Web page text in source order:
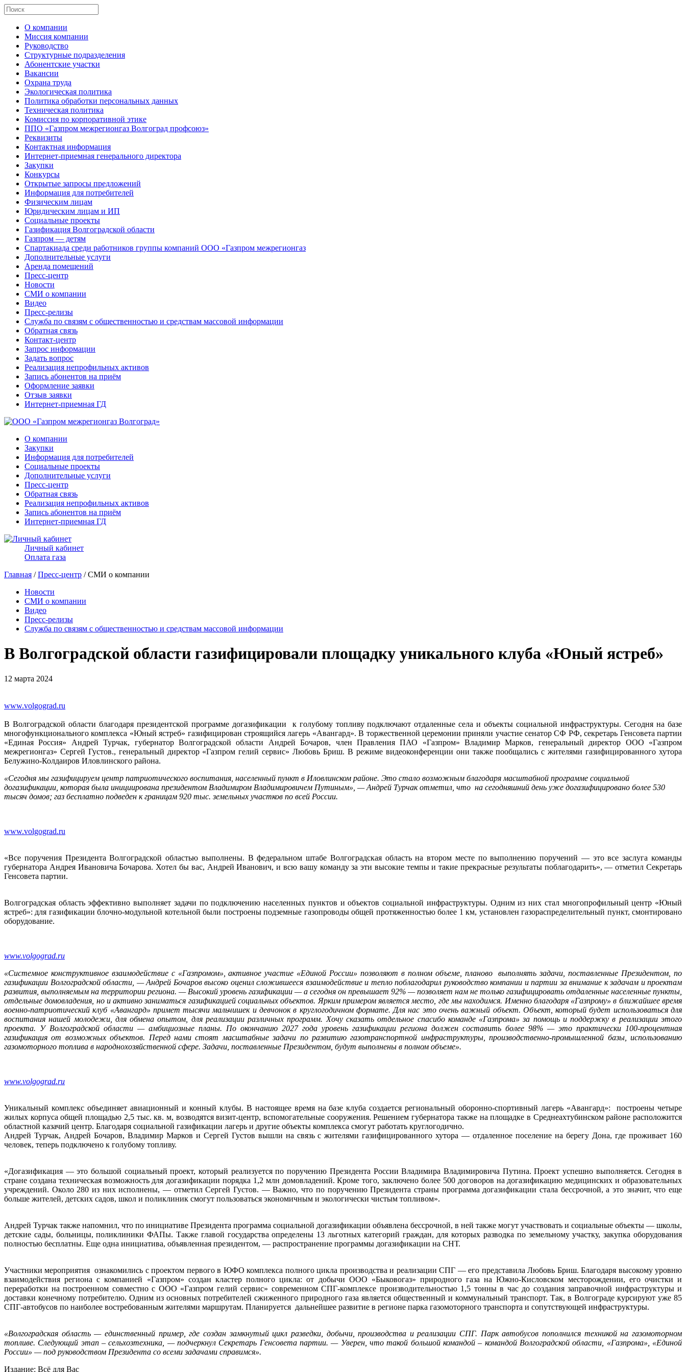
О компании
Миссия компании
Руководство
Структурные подразделения
Абонентские участки
Вакансии
Охрана труда
Экологическая политика
Политика обработки персональных данных
Техническая политика
Комиссия по корпоративной этике
ППО «Газпром межрегионгаз Волгоград профсоюз»
Реквизиты
Контактная информация
Интернет-приемная генерального директора
Закупки
Конкурсы
Открытые запросы предложений
Информация для потребителей
Физическим лицам
Юридическим лицам и ИП
Социальные проекты
Газификация Волгоградской области
Газпром — детям
Спартакиада среди работников группы компаний ООО «Газпром межрегионгаз
Дополнительные услуги
Аренда помещений
Пресс-центр
Новости
СМИ о компании
Видео
Пресс-релизы
Служба по связям с общественностью и средствам массовой информации
Обратная связь
Контакт-центр
Запрос информации
Задать вопрос
Реализация непрофильных активов
Запись абонентов на приём
Оформление заявки
Отзыв заявки
Интернет-приемная ГД
О компании
Закупки
Информация для потребителей
Социальные проекты
Дополнительные услуги
Пресс-центр
Обратная связь
Реализация непрофильных активов
Запись абонентов на приём
Интернет-приемная ГД
Личный кабинет
Оплата газа
Главная /Пресс-центр / СМИ о компании
Новости
СМИ о компании
Видео
Пресс-релизы
Служба по связям с общественностью и средствам массовой информации
В Волгоградской области газифицировали площадку уникального клуба «Юный ястреб»
12 марта 2024
www.volgograd.ru
В Волгоградской области благодаря президентской программе догазификации к голубому топливу подключают отдаленные села и объекты социальной инфраструктуры. Сегодня на базе
многофункционального комплекса «Юный ястреб» газифицирован строящийся лагерь «Авангард». В торжественной церемонии приняли участие сенатор СФ РФ, секретарь Генсовета партии
«Единая Россия» Андрей Турчак, губернатор Волгоградской области Андрей Бочаров, член Правления ПАО «Газпром» Владимир Марков, генеральный директор ООО «Газпром
межрегионгаз» Сергей Густов., генеральный директор «Газпром гелий сервис» Любовь Бриш. В режиме видеоконференции они также пообщались с жителями газифицированного хутора
Белужино-Колдаиров Иловлинского района.
«Сегодня мы газифицируем центр патриотического воспитания, населенный пункт в Иловлинском районе. Это стало возможным благодаря масштабной программе социальной
догазификации, которая была инициирована президентом Владимиром Владимировичем Путиным», — Андрей Турчак отметил, что на сегодняшний день уже догазифицировано более 530
тысяч домов; газ бесплатно подведен к границам 920 тыс. земельных участков по всей России.
www.volgograd.ru
«Все поручения Президента Волгоградской областью выполнены. В федеральном штабе Волгоградская область на втором месте по выполнению поручений — это все заслуга команды
губернатора Андрея Ивановича Бочарова. Хотел бы вас, Андрей Иванович, и всю вашу команду за эти высокие темпы и такие прекрасные результаты поблагодарить», — отметил Секретарь
Генсовета партии.
Волгоградская область эффективно выполняет задачи по подключению населенных пунктов и объектов социальной инфраструктуры. Одним из них стал многопрофильный центр «Юный
ястреб»: для газификации блочно-модульной котельной были построены подземные газопроводы общей протяженностью более 1 км, установлен газораспределительный пункт, смонтировано
оборудование.
www.volgograd.ru
«Системное конструктивное взаимодействие с «Газпромом», активное участие «Единой России» позволяют в полном объеме, планово выполнять задачи, поставленные Президентом, по
газификации Волгоградской области, —Андрей Бочаров высоко оценил сложившееся взаимодействие и тепло поблагодарил руководство компании и партии за внимание к задачам и проектам
развития, выполняемым на территории региона. — Высокий уровень газификации — а сегодня он превышает 92% — позволяет нам не только газифицировать отдаленные населенные пункты,
отдельные домовладения, но и активно заниматься газификацией социальных объектов. Ярким примером является место, где мы находимся. Именно благодаря «Газпрому» в ближайшее время
военно-патриотический клуб «Авангард» примет тысячи мальчишек и девчонок в круглогодичном формате. Для нас это очень важный объект. Объект, который будет использоваться для
воспитания нашей молодежи, для обмена опытом, для реализации различных программ. Хочу сказать отдельное спасибо команде «Газпрома» за помощь и поддержку в реализации этого
проекта. У Волгоградской области — амбициозные планы. По окончанию 2027 года уровень газификации региона должен составить более 98% — это практически 100-процентная
газификация от возможных объектов. Перед нами стоят масштабные задачи по развитию газотранспортной инфраструктуры, производственно-промышленной базы, использованию
газомоторного топлива в народнохозяйственной сфере. Задачи, поставленные Президентом, будут выполнены в полном объеме».
www.volgograd.ru
Уникальный комплекс объединяет авиационный и конный клубы. В настоящее время на базе клуба создается региональный оборонно-спортивный лагерь «Авангард»: построены четыре
жилых корпуса общей площадью 2,5 тыс. кв. м, возводятся визит-центр, вспомогательные сооружения. Решением губернатора также на площадке в Среднеахтубинском районе расположится
областной казачий центр. Благодаря социальной газификации лагерь и другие объекты комплекса смогут работать круглогодично.
Андрей Турчак, Андрей Бочаров, Владимир Марков и Сергей Густов вышли на связь с жителями газифицированного хутора — отдаленное поселение на берегу Дона, где проживает 160
человек, теперь подключено к голубому топливу.
«Догазификация — это большой социальный проект, который реализуется по поручению Президента России Владимира Владимировича Путина. Проект успешно выполняется. Сегодня в
стране создана техническая возможность для догазификации порядка 1,2 млн домовладений. Кроме того, заключено более 500 договоров на догазификацию медицинских и образовательных
учреждений. Около 280 из них исполнены, — отметил Сергей Густов. — Важно, что по поручению Президента страны программа догазификации стала бессрочной, а это значит, что еще
больше жителей, детских садов, школ и поликлиник смогут пользоваться экономичным и экологически чистым топливом».
Андрей Турчак также напомнил, что по инициативе Президента программа социальной догазификации объявлена бессрочной, в ней также могут участвовать и социальные объекты — школы,
детские сады, больницы, поликлиники ФАПы. Также главой государства определены 13 льготных категорий граждан, для которых разводка по земельному участку, закупка оборудования
полностью бесплатны. Еще одна инициатива, объявленная президентом, — распространение программы догазификации на СНТ.
Участники мероприятия ознакомились с проектом первого в ЮФО комплекса полного цикла производства и реализации СПГ — его представила Любовь Бриш. Благодаря высокому уровню
взаимодействия региона с компанией «Газпром» создан кластер полного цикла: от добычи ООО «Быковогаз» природного газа на Южно-Кисловском месторождении, его очистки и
переработки на построенном совместно с ООО «Газпром гелий сервис» современном СПГ-комплексе производительностью 1,5 тонны в час до создания заправочной инфраструктуры и
доставки конечному потребителю. Одним из основных потребителей сжиженного природного газа является общественный и коммунальный транспорт. Так, в Волгограде курсируют уже 85
СПГ-автобусов по наиболее востребованным жителями маршрутам. Планируется дальнейшее развитие в регионе парка газомоторного транспорта и сопутствующей инфраструктуры.
«Волгоградская область — единственный пример, где создан замкнутый цикл разведки, добычи, производства и реализации СПГ. Парк автобусов пополнился техникой на газомоторном
топливе. Следующий этап – сельхозтехника, — подчеркнул Секретарь Генсовета партии. — Уверен, что такой большой командой – командой Волгоградской области, «Газпрома», «Единой
России» — под руководством Президента со всеми задачами справимся».
Издание: Всё для Вас